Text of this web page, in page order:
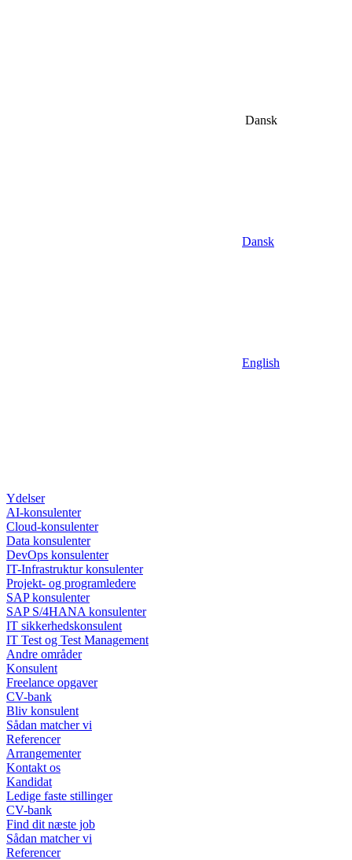
Dansk
Dansk
English
Ydelser
AI-konsulenter
Cloud-konsulenter
Data konsulenter
DevOps konsulenter
IT-Infrastruktur konsulenter
Projekt- og programledere
SAP konsulenter
SAP S/4HANA konsulenter
IT sikkerhedskonsulent
IT Test og Test Management
Andre områder
Konsulent
Freelance opgaver
CV-bank
Bliv konsulent
Sådan matcher vi
Referencer
Arrangementer
Kontakt os
Kandidat
Ledige faste stillinger
CV-bank
Find dit næste job
Sådan matcher vi
Referencer